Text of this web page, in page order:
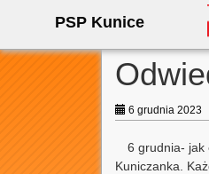
PSP Kunice
6 grudnia 2023
6 grudnia- jak
Kuniczanka.